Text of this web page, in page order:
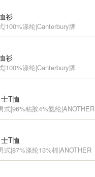
衫
|100%涤纶|Canterbury牌
衫
|100%涤纶|Canterbury牌
T恤
式|96%粘胶4%氨纶|ANOTHER
T恤
式|87%涤纶13%棉|ANOTHER